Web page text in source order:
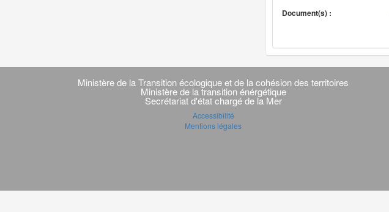
Document(s) :
Navigation
transverseMinistère de la Transition écologique et de la cohésion des territoires
Ministère de la transition énérgétique
Secrétariat d'état chargé de la Mer
Accessibilité
Mentions légales